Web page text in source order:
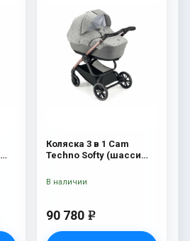
Коляска 3 в 1 Cam
Techno Softy (шасси
90 780 e
В наличии